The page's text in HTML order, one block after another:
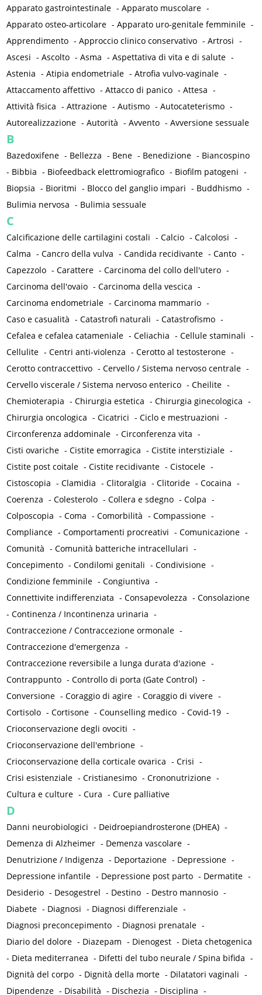
Apparato gastrointestinale -Apparato muscolare -
Apparato osteo-articolare -Apparato uro-genitale femminile -
Apprendimento -Approccio clinico conservativo -Artrosi -
Ascesi -Ascolto -Asma -Aspettativa di vita e di salute -
Astenia -Atipia endometriale -Atrofia vulvo-vaginale -
Attaccamento affettivo -Attacco di panico -Attesa -
Attività fisica -Attrazione -Autismo -Autocateterismo -
Autorealizzazione -Autorità -Avvento -Avversione sessuale
B
Bazedoxifene - Bellezza - Bene - Benedizione - Biancospino
- Bibbia - Biofeedback elettromiografico - Biofilm patogeni -
Biopsia - Bioritmi - Blocco del ganglio impari - Buddhismo -
Bulimia nervosa - Bulimia sessuale
C
Calcificazione delle cartilagini costali -Calcio -Calcolosi -
Calma -Cancro della vulva -Candida recidivante -Canto -
Capezzolo -Carattere -Carcinoma del collo dell'utero -
Carcinoma dell'ovaio -Carcinoma della vescica -
Carcinoma endometriale -Carcinoma mammario -
Caso e casualità -Catastrofi naturali -Catastrofismo -
Cefalea e cefalea catameniale -Celiachia -Cellule staminali -
Cellulite -Centri anti-violenza -Cerotto al testosterone -
Cerotto contraccettivo -Cervello / Sistema nervoso centrale -
Cervello viscerale / Sistema nervoso enterico -Cheilite -
Chemioterapia -Chirurgia estetica -Chirurgia ginecologica -
Chirurgia oncologica -Cicatrici -Ciclo e mestruazioni -
Circonferenza addominale -Circonferenza vita -
Cisti ovariche -Cistite emorragica -Cistite interstiziale -
Cistite post coitale -Cistite recidivante -Cistocele -
Cistoscopia -Clamidia -Clitoralgia -Clitoride -Cocaina -
Coerenza -Colesterolo -Collera e sdegno -Colpa -
Colposcopia -Coma -Comorbilità -Compassione -
Compliance -Comportamenti procreativi -Comunicazione -
Comunità -Comunità batteriche intracellulari -
Concepimento -Condilomi genitali -Condivisione -
Condizione femminile -Congiuntiva -
Connettivite indifferenziata -Consapevolezza -Consolazione
-Continenza / Incontinenza urinaria -
Contraccezione / Contraccezione ormonale -
Contraccezione d'emergenza -
Contraccezione reversibile a lunga durata d'azione -
Contrappunto -Controllo di porta (Gate Control) -
Conversione -Coraggio di agire -Coraggio di vivere -
Cortisolo -Cortisone -Counselling medico -Covid-19 -
Crioconservazione degli ovociti -
Crioconservazione dell'embrione -
Crioconservazione della corticale ovarica -Crisi -
Crisi esistenziale -Cristianesimo -Crononutrizione -
Cultura e culture -Cura -Cure palliative
D
Danni neurobiologici - Deidroepiandrosterone (DHEA) -
Demenza di Alzheimer - Demenza vascolare -
Denutrizione / Indigenza - Deportazione - Depressione -
Depressione infantile - Depressione post parto - Dermatite -
Desiderio - Desogestrel - Destino - Destro mannosio -
Diabete - Diagnosi - Diagnosi differenziale -
Diagnosi preconcepimento - Diagnosi prenatale -
Diario del dolore - Diazepam - Dienogest - Dieta chetogenica
- Dieta mediterranea - Difetti del tubo neurale / Spina bifida -
Dignità del corpo - Dignità della morte - Dilatatori vaginali -
Dipendenze - Disabilità - Dischezia - Disciplina -